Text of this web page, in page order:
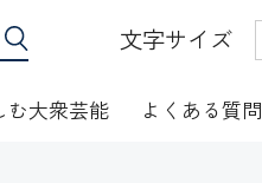
文字サイズ
む大衆芸能 よくある質問